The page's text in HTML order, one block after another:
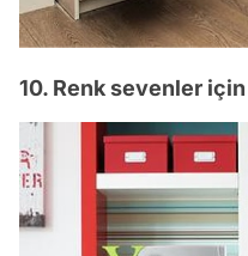
10. Renk sevenler